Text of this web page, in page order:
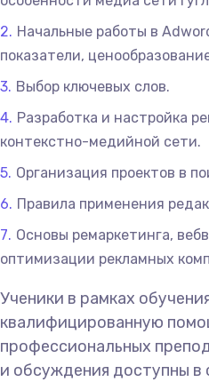
Начальные работы в
показатели,
Выбор ключевых слов.
Разработка и настройка
контекстно-медийной сети.
Организация проектов в
Правила применения
Основы ремаркетинга,
оптимизации рекламных
Ученики в рамках
квалифицированную
профессиональных
и обсуждения доступны в